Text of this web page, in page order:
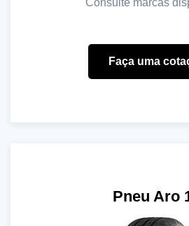
Faça uma
Pneu Aro